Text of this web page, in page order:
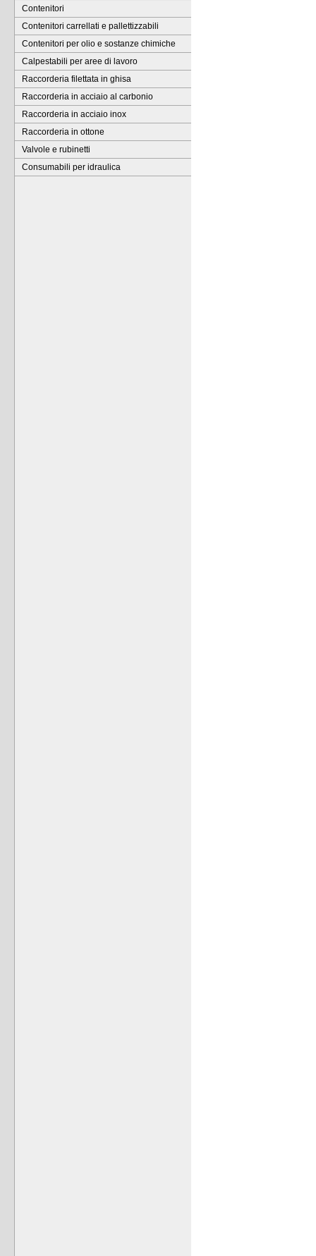
Contenitori
Contenitori carrellati e pallettizzabili
Contenitori per olio e sostanze chimiche
Calpestabili per aree di lavoro
Raccorderia filettata in ghisa
Raccorderia in acciaio al carbonio
Raccorderia in acciaio inox
Raccorderia in ottone
Valvole e rubinetti
Consumabili per idraulica